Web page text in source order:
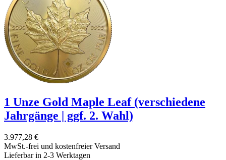
1 Unze Gold Maple Leaf (verschiedene
Jahrgänge | ggf. 2. Wahl)
3.977,28 €
MwSt.-frei und kostenfreier Versand
Lieferbar in 2-3 Werktagen